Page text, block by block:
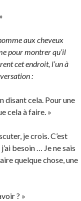
aux cheveux
pour montrer qu’il
cet endroit, l’un à
:
disant cela. Pour une
cela à faire. »
je crois. C’est
besoin … Je ne sais
quelque chose, une
? »